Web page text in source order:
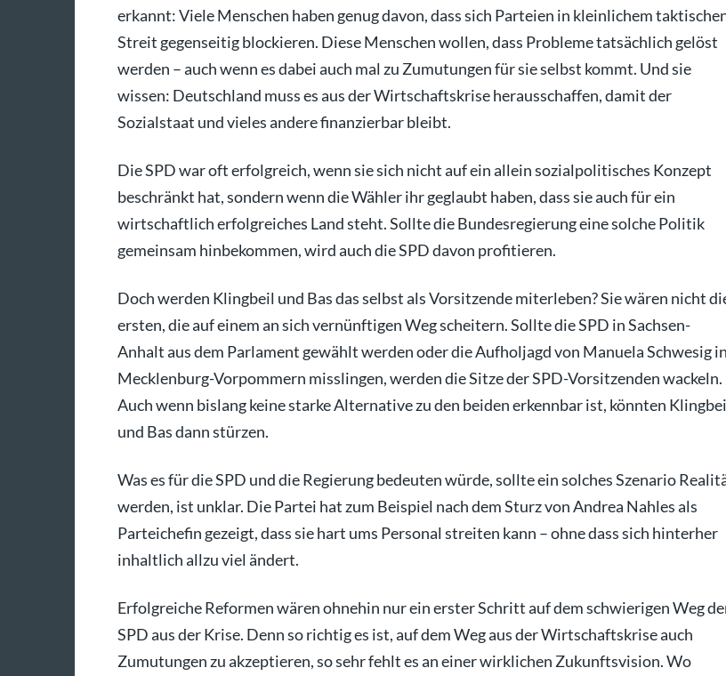
erkannt: Viele Menschen haben genug davon, dass sich Parteien in kleinlichem
Streit gegenseitig blockieren. Diese Menschen wollen, dass Probleme tatsächlich gelöst
werden – auch wenn es dabei auch mal zu Zumutungen für sie selbst kommt. Und sie
wissen: Deutschland muss es aus der Wirtschaftskrise herausschaffen, damit der
Sozialstaat und vieles andere finanzierbar bleibt.
Die SPD war oft erfolgreich, wenn sie sich nicht auf ein allein sozialpolitisches Konzept
beschränkt hat, sondern wenn die Wähler ihr geglaubt haben, dass sie auch für ein
wirtschaftlich erfolgreiches Land steht. Sollte die Bundesregierung eine solche Politik
gemeinsam hinbekommen, wird auch die SPD davon profitieren.
Doch werden Klingbeil und Bas das selbst als Vorsitzende miterleben? Sie wären nicht
ersten, die auf einem an sich vernünftigen Weg scheitern. Sollte die SPD in Sachsen-
Anhalt aus dem Parlament gewählt werden oder die Aufholjagd von Manuela Schwesig in
Mecklenburg-Vorpommern misslingen, werden die Sitze der SPD-Vorsitzenden wackeln.
Auch wenn bislang keine starke Alternative zu den beiden erkennbar ist, könnten
und Bas dann stürzen.
Was es für die SPD und die Regierung bedeuten würde, sollte ein solches Szenario
werden, ist unklar. Die Partei hat zum Beispiel nach dem Sturz von Andrea Nahles als
Parteichefin gezeigt, dass sie hart ums Personal streiten kann – ohne dass sich hinterher
inhaltlich allzu viel ändert.
Erfolgreiche Reformen wären ohnehin nur ein erster Schritt auf dem schwierigen Weg
SPD aus der Krise. Denn so richtig es ist, auf dem Weg aus der Wirtschaftskrise auch
Zumutungen zu akzeptieren, so sehr fehlt es an einer wirklichen Zukunftsvision. Wo